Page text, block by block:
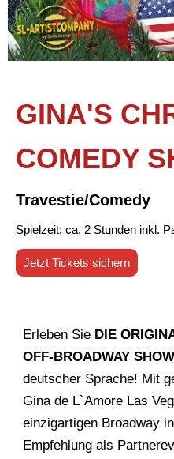
GINA'S
COMEDY
Travestie/Comedy
Spielzeit: ca. 2 Stunden inkl.
Jetzt Tickets sichern
Erleben Sie DIE
OFF-BROADWAY SHOW
deutscher Sprache! Mit
Gina de L`Amore Las
einzigartigen Broadway
Empfehlung als